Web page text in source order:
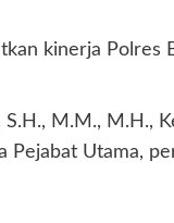
kinerja Polres
M.M., M.H.,
Pejabat Utama,